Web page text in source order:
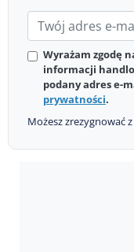
Wyrażam zgodę
informacji
podany adres e-
prywatności.
Możesz zrezygnować